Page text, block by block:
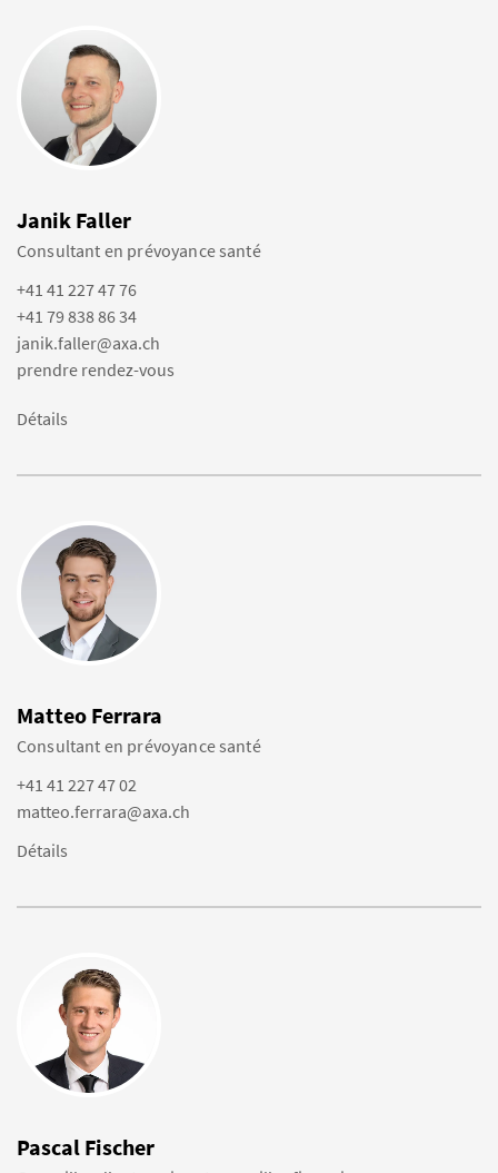
Janik Faller
Consultant en prévoyance santé
+41 41 227 47 76
+41 79 838 86 34
janik.faller@axa.ch
prendre rendez-vous
Détails
Matteo Ferrara
Consultant en prévoyance santé
+41 41 227 47 02
matteo.ferrara@axa.ch
Détails
Pascal Fischer